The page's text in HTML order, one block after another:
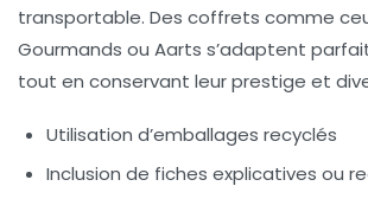
transportable. Des coffrets comme
Gourmands ou Aarts s’adaptent
tout en conservant leur prestige et
Utilisation d’emballages recyclés
Inclusion de fiches explicatives ou